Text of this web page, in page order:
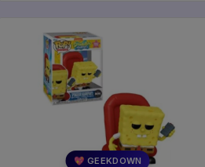
💖 GEEKDOWN